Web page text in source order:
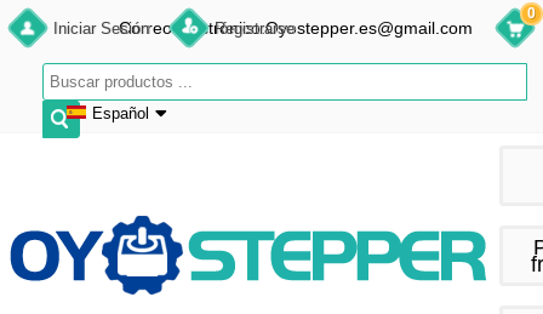
Iniciar Sesión Registrarse
Español
Français
Español
Correo electrónico:Oyostepper.es@gmail.com
0